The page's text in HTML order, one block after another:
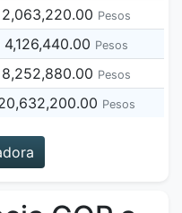
Pesos
4,126,440.00 Pesos
Pesos
Pesos